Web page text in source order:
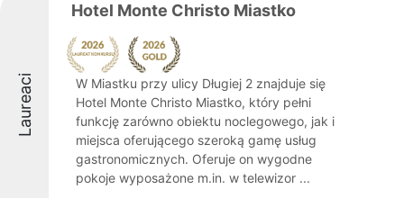
Laureaci
Hotel Monte Christo Miastko
W Miastku przy ulicy Długiej 2 znajduje się
Hotel Monte Christo Miastko, który pełni
funkcję zarówno obiektu noclegowego, jak i
miejsca oferującego szeroką gamę usług
gastronomicznych. Oferuje on wygodne
pokoje wyposażone m.in. w telewizor ...